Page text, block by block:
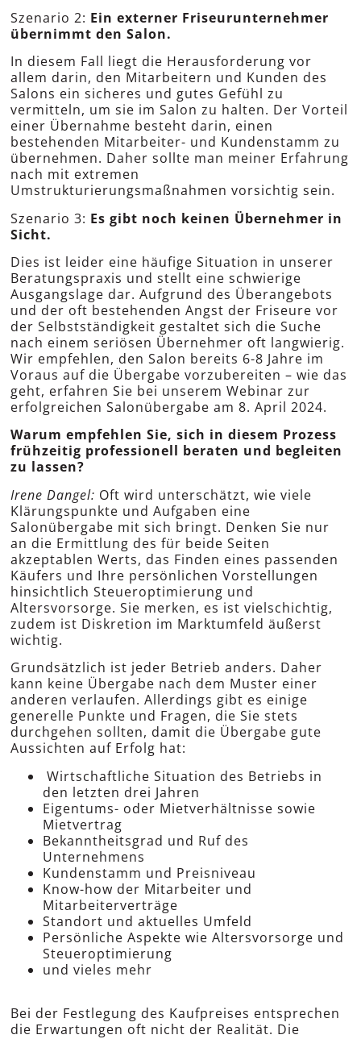
Szenario 2: Ein externer Friseurunternehmer
übernimmt den Salon.
In diesem Fall liegt die Herausforderung vor
allem darin, den Mitarbeitern und Kunden des
Salons ein sicheres und gutes Gefühl zu
vermitteln, um sie im Salon zu halten. Der Vorteil
einer Übernahme besteht darin, einen
bestehenden Mitarbeiter- und Kundenstamm zu
übernehmen. Daher sollte man meiner Erfahrung
nach mit extremen
Umstrukturierungsmaßnahmen vorsichtig sein.
Szenario 3: Es gibt noch keinen Übernehmer in
Sicht.
Dies ist leider eine häufige Situation in unserer
Beratungspraxis und stellt eine schwierige
Ausgangslage dar. Aufgrund des Überangebots
und der oft bestehenden Angst der Friseure vor
der Selbstständigkeit gestaltet sich die Suche
nach einem seriösen Übernehmer oft langwierig.
Wir empfehlen, den Salon bereits 6-8 Jahre im
Voraus auf die Übergabe vorzubereiten – wie das
geht, erfahren Sie bei unserem Webinar zur
erfolgreichen Salonübergabe am 8. April 2024.
Warum empfehlen Sie, sich in diesem Prozess
frühzeitig professionell beraten und begleiten
zu lassen?
Irene Dangel: Oft wird unterschätzt, wie viele
Klärungspunkte und Aufgaben eine
Salonübergabe mit sich bringt. Denken Sie nur
an die Ermittlung des für beide Seiten
akzeptablen Werts, das Finden eines passenden
Käufers und Ihre persönlichen Vorstellungen
hinsichtlich Steueroptimierung und
Altersvorsorge. Sie merken, es ist vielschichtig,
zudem ist Diskretion im Marktumfeld äußerst
wichtig.
Grundsätzlich ist jeder Betrieb anders. Daher
kann keine Übergabe nach dem Muster einer
anderen verlaufen. Allerdings gibt es einige
generelle Punkte und Fragen, die Sie stets
durchgehen sollten, damit die Übergabe gute
Aussichten auf Erfolg hat:
Wirtschaftliche Situation des Betriebs in
den letzten drei Jahren
Eigentums- oder Mietverhältnisse sowie
Mietvertrag
Bekanntheitsgrad und Ruf des
Unternehmens
Kundenstamm und Preisniveau
Know-how der Mitarbeiter und
Mitarbeiterverträge
Standort und aktuelles Umfeld
Persönliche Aspekte wie Altersvorsorge und
Steueroptimierung
und vieles mehr
Bei der Festlegung des Kaufpreises entsprechen
die Erwartungen oft nicht der Realität. Die